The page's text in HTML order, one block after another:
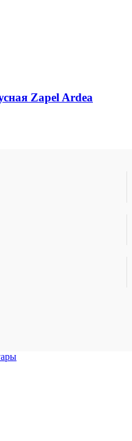
Zapel Ardea